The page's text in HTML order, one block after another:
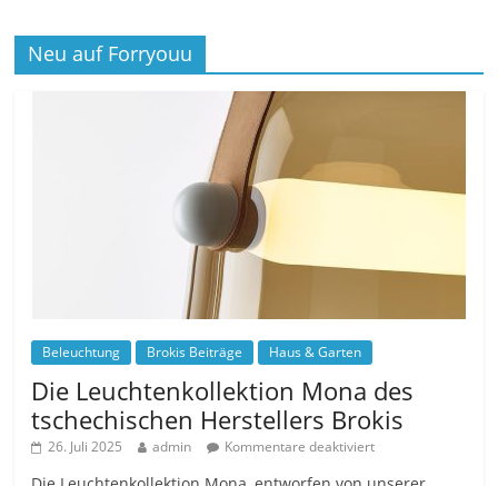
Neu auf Forryouu
Beleuchtung Brokis Beiträge Haus & Garten
Die Leuchtenkollektion Mona des
tschechischen Herstellers Brokis
26. Juli 2025 admin Kommentare deaktiviert